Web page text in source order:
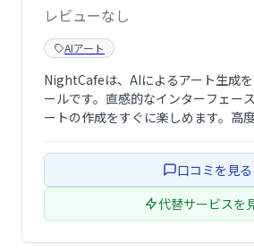
レビューなし
AIアート
NightCafeは、AIによるアート生成
ールです。直感的なインターフェー
ートの作成をすぐに楽しめます。高
たの創造性を解き放ち、独創的なア
しょう。様々なスタイルや設定 …
口コミを見る
代替サービスを